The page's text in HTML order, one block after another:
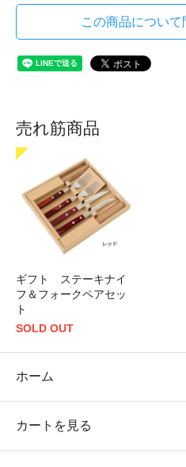
この商品について
売れ筋商品
ギフト ステーキナイ
フ＆フォークペアセッ
ト
SOLD OUT
ホーム
カートを見る